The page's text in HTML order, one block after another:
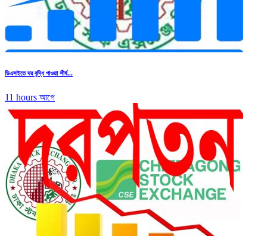
ডিএসইতে দর বৃদ্ধি পাওয়া শীর্ষ...
11 hours আগে